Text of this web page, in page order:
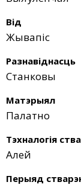
Від
Жывапіс
Разнавіднасць
Станковы
Матэрыял
Палатно
Тэхналогія
Алей
Перыяд